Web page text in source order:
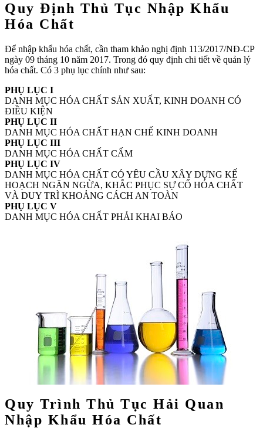
Quy Định Thủ Tục Nhập Khẩu
Hóa Chất
Để nhập khẩu hóa chất, cần tham khảo nghị định 113/2017/NĐ-CP
ngày 09 tháng 10 năm 2017. Trong đó quy định chi tiết về quản lý
hóa chất. Có 3 phụ lục chính như sau:
PHỤ LỤC I
DANH MỤC HÓA CHẤT SẢN XUẤT, KINH DOANH CÓ
ĐIỀU KIỆN
PHỤ LỤC II
DANH MỤC HÓA CHẤT HẠN CHẾ KINH DOANH
PHỤ LỤC III
DANH MỤC HÓA CHẤT CẤM
PHỤ LỤC IV
DANH MỤC HÓA CHẤT CÓ YÊU CẦU XÂY DỰNG KẾ
HOẠCH NGĂN NGỪA, KHẮC PHỤC SỰ CỐ HÓA CHẤT
VÀ DUY TRÌ KHOẢNG CÁCH AN TOÀN
PHỤ LỤC V
DANH MỤC HÓA CHẤT PHẢI KHAI BÁO
Quy Trình Thủ Tục Hải Quan
Nhập Khẩu Hóa Chất